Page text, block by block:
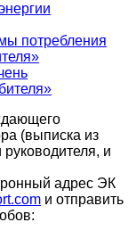
потребления
(выписка из
и
адрес ЭК
и отправить